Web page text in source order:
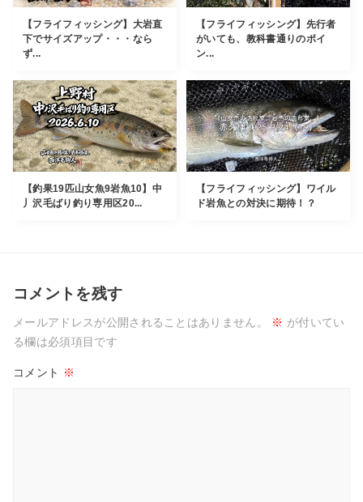
【フライフィッシング】大岩直
下でサイズアップ・・・なら
ず...
【フライフィッシング】先行者
がいても、教科書通りのポイ
ン...
【釣果19匹山女魚9岩魚10】中
丿沢毛ばり釣り専用区20...
【フライフィッシング】ワイル
ド岩魚との対決に期待！？
コメントを残す
メールアドレスが公開されることはありません。 ※ が付いてい
る欄は必須項目です
コメント ※